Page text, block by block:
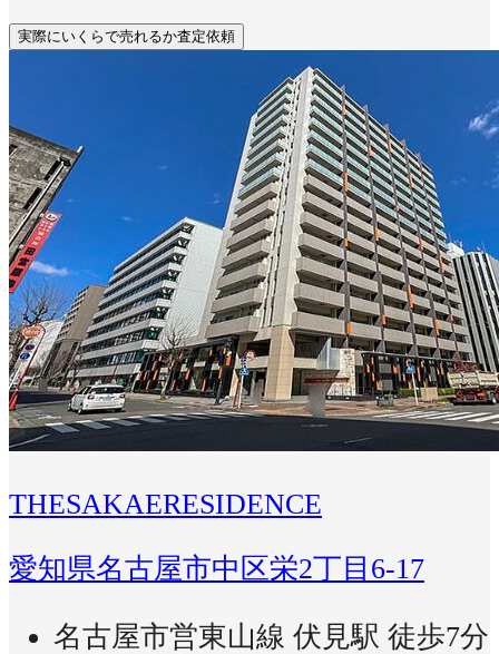
実際にいくらで売れるか査定依頼
THESAKAERESIDENCE
愛知県名古屋市中区栄2丁目6-17
名古屋市営東山線 伏見駅 徒歩7分